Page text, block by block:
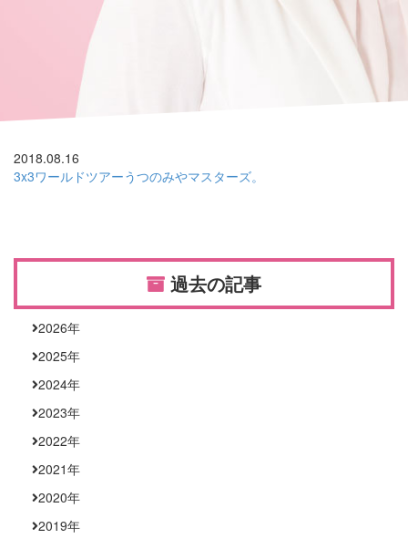
2018.08.16
3x3ワールドツアーうつのみやマスターズ。
過去の記事
2026年
2025年
2024年
2023年
2022年
2021年
2020年
2019年